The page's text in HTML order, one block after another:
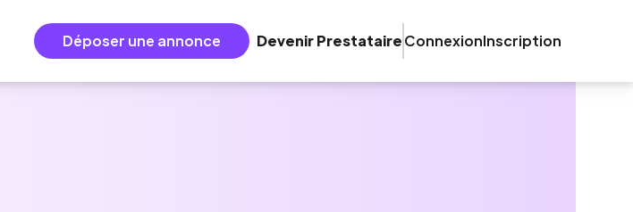
Déposer une annonce Devenir PrestataireConnexionInscription